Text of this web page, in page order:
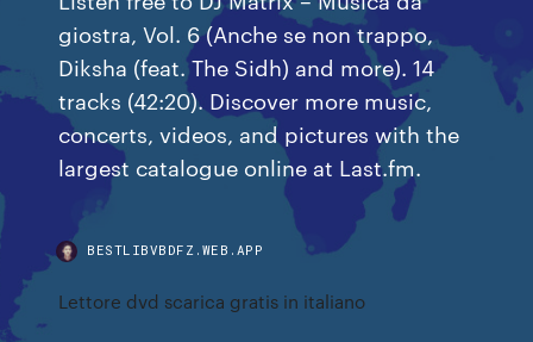
giostra, Vol. 6 (Anche se non trappo,
Diksha (feat. The Sidh) and more). 14
tracks (42:20). Discover more music,
concerts, videos, and pictures with the
largest catalogue online at Last.fm.
BESTLIBVBDFZ.WEB.APP
Lettore dvd scarica gratis in italiano